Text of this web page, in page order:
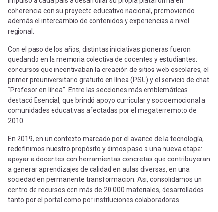
coherencia con su proyecto educativo nacional, promoviendo
además el intercambio de contenidos y experiencias a nivel
regional.
Con el paso de los años, distintas iniciativas pioneras fueron
quedando en la memoria colectiva de docentes y estudiantes:
concursos que incentivaban la creación de sitios web escolares, el
primer preuniversitario gratuito en línea (PSU) y el servicio de chat
“Profesor en línea”. Entre las secciones más emblemáticas
destacó Esencial, que brindó apoyo curricular y socioemocional a
comunidades educativas afectadas por el megaterremoto de
2010.
En 2019, en un contexto marcado por el avance de la tecnología,
redefinimos nuestro propósito y dimos paso a una nueva etapa:
apoyar a docentes con herramientas concretas que contribuyeran
a generar aprendizajes de calidad en aulas diversas, en una
sociedad en permanente transformación. Así, consolidamos un
centro de recursos con más de 20.000 materiales, desarrollados
tanto por el portal como por instituciones colaboradoras.